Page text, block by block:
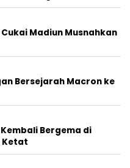
Madiun Musnahkan
Bersejarah Macron ke
Bergema di
Ketat